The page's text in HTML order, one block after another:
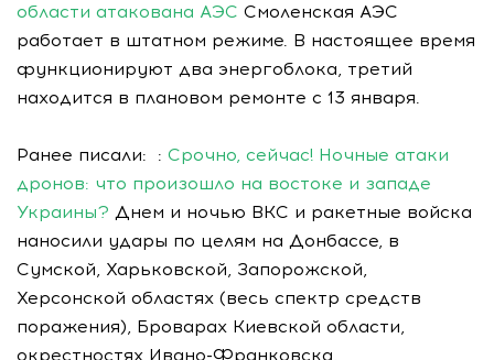
области атакована АЭС Смоленская АЭС
работает в штатном режиме. В настоящее время
функционируют два энергоблока, третий
находится в плановом ремонте с 13 января.
Ранее писали: : Срочно, сейчас! Ночные атаки
дронов: что произошло на востоке и западе
Украины? Днем и ночью ВКС и ракетные войска
наносили удары по целям на Донбассе, в
Сумской, Харьковской, Запорожской,
Херсонской областях (весь спектр средств
поражения), Броварах Киевской области,
окрестностях Ивано-Франковска,